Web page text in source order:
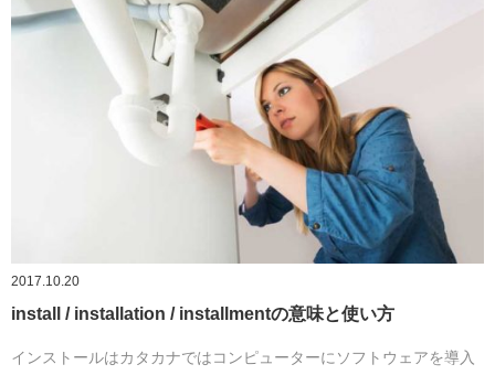
2017.10.20
install / installation / installmentの意味と使い方
インストールはカタカナではコンピューターにソフトウェアを導入